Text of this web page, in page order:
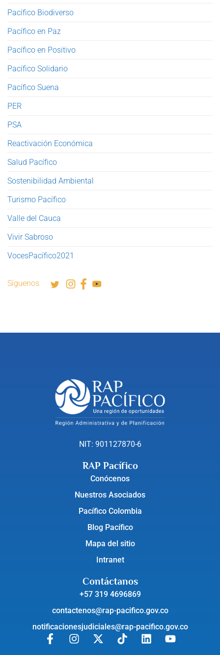
Pacífico Biodiverso
Pacífico en Paz
Pacífico en Positivo
Pacífico Solidario
Pacífico Suena
PER
PSA
Reactivación Económica
Salud Pacífico
Sostenibilidad Ambiental
Turismo Pacífico
Valle del Cauca
Vivir Sabroso
VocesPacífico2021
Síguenos
NIT: 901127870-6
RAP Pacífico
Conócenos
Nuestros Asociados
Pacífico Colombia
Blog Pacífico
Mapa del sitio
Intranet
Contáctanos
+57 319 4696869
contactenos@rap-pacifico.gov.co
notificacionesjudiciales@rap-pacifico.gov.co